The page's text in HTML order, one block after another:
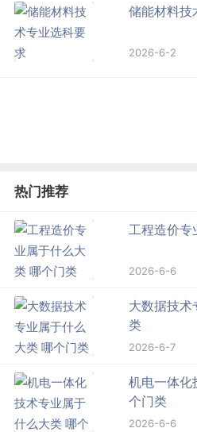
储能材料技
2026-6-2
热门推荐
工程造价专
2026-6-6
大数据技术
类
2026-6-7
机电一体化
个门类
2026-6-6